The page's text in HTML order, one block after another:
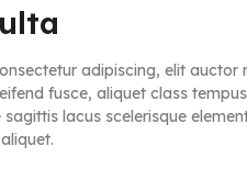
adipiscing, elit
fusce, aliquet class
lacus scelerisque